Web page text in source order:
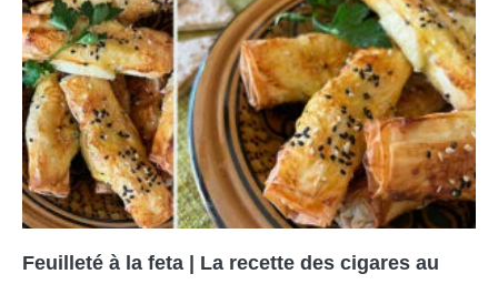
Feuilleté à la feta | La recette des cigares au